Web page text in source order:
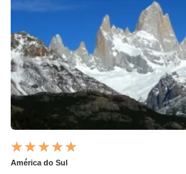
América do Sul